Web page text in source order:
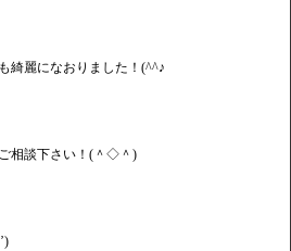
綺麗になおりました！(^^♪
相談下さい！(＾◇＾)